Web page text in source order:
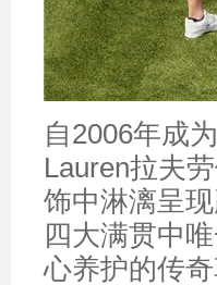
自2006年成
Lauren拉夫
饰中淋漓呈
四大满贯中
心养护的传